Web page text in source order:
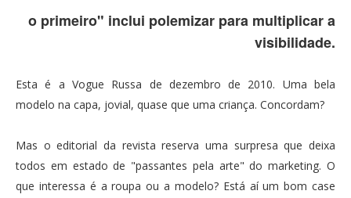
o primeiro" inclui polemizar para multiplicar a
visibilidade.
Esta é a Vogue Russa de dezembro de 2010. Uma bela
modelo na capa, jovial, quase que uma criança. Concordam?
Mas o editorial da revista reserva uma surpresa que deixa
todos em estado de "passantes pela arte" do marketing. O
que interessa é a roupa ou a modelo? Está aí um bom case